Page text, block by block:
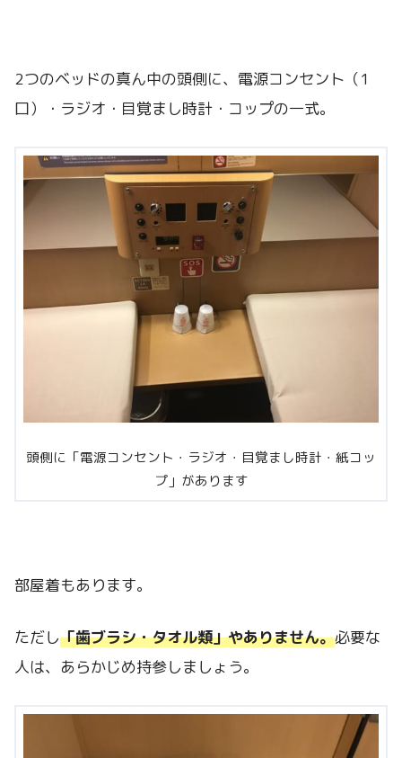
2つのベッドの真ん中の頭側に、電源コンセント（1
口）・ラジオ・目覚まし時計・コップの一式。
頭側に「電源コンセント・ラジオ・目覚まし時計・紙コッ
プ」があります
部屋着もあります。
ただし「歯ブラシ・タオル類」やありません。必要な
人は、あらかじめ持参しましょう。